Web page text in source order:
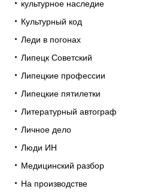
культурное наследие
Культурный код
Леди в погонах
Липецк Советский
Липецкие профессии
Липецкие пятилетки
Литературный автограф
Личное дело
Люди ИН
Медицинский разбор
На производстве